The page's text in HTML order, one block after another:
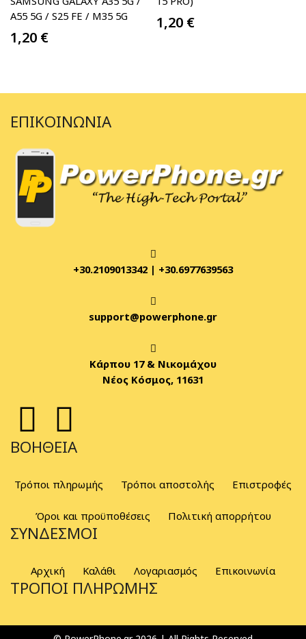
A55 5G / S25 FE / M35 5G
1,20 €
1,20 €
ΕΠΙΚΟΙΝΩΝΊΑ
+30.2109013342 | +30.6977639563
support@powerphone.gr
Κάρπου 17 & Νικομάχου
Νέος Κόσμος, 11631
ΒΟΉΘΕΙΑ
Τρόποι πληρωμής Τρόποι αποστολής Επιστροφές
Όροι και προϋποθέσεις Πολιτική απορρήτου
ΣΎΝΔΕΣΜΟΙ
Αρχική Καλάθι Λογαριασμός Επικοινωνία
ΤΡΌΠΟΙ ΠΛΗΡΩΜΉΣ